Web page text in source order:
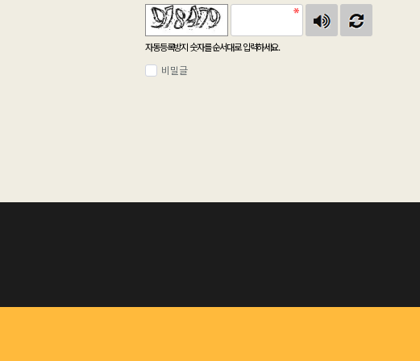
자동등록방지 숫자를 순서대로 입력하세요.
비밀글